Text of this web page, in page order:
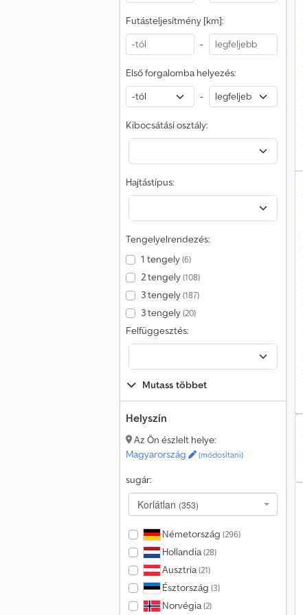
Futásteljesítmény [km]:
-
Első forgalomba helyezés:
-
Kibocsátási osztály:
Hajtástípus:
Tengelyelrendezés:
1 tengely(6)
2 tengely(108)
3 tengely(187)
3 tengely(20)
Felfüggesztés:
Mutass többet
Helyszín
Az Ön észlelt helye:
Magyarország
(módosítani)
sugár:
Korlátlan (353)
Németország (296)
Hollandia(28)
Ausztria(21)
Észtország (3)
Norvégia(2)
Renders Betonkeverő Renders Alváz